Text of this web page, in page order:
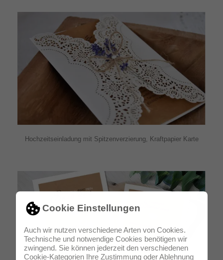
Cookie Einstellungen
Auch wir nutzen verschiedene Arten von Cookies.
Technische und notwendige Cookies benötigen wir
zwingend. Sie können jederzeit den verschiedenen
Cookie-Kategorien Ihre Zustimmung oder Ablehnung
Hochzeitseinladung mit Spitzenverzierung, Kraftpapier Karte